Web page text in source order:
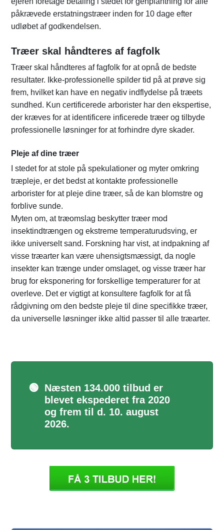
påkrævede erstatningstræer inden for 10 dage efter
udløbet af godkendelsen.
Træer skal håndteres af fagfolk
Træer skal håndteres af fagfolk for at opnå de bedste
resultater. Ikke-professionelle spilder tid på at prøve sig
frem, hvilket kan have en negativ indflydelse på træets
sundhed. Kun certificerede arborister har den ekspertise,
der kræves for at identificere inficerede træer og tilbyde
professionelle løsninger for at forhindre dyre skader.
Pleje af dine træer
I stedet for at stole på spekulationer og myter omkring
træpleje, er det bedst at kontakte professionelle
arborister for at pleje dine træer, så de kan blomstre og
forblive sunde.
Myten om, at træomslag beskytter træer mod
insektindtrængen og ekstreme temperaturudsving, er
ikke universelt sand. Forskning har vist, at indpakning af
visse træarter kan være uhensigtsmæssigt, da nogle
insekter kan trænge under omslaget, og visse træer har
brug for eksponering for forskellige temperaturer for at
overleve. Det er vigtigt at konsultere fagfolk for at få
rådgivning om den bedste pleje til dine specifikke træer,
da universelle løsninger ikke altid passer til alle træarter.
🟢 Næsten 134.000 tilbud er
blevet ekspederet fra 2020
og frem til d. 10. august
2026.